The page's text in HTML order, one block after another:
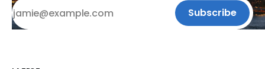
Subscribe